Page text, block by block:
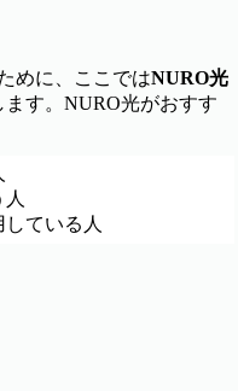
めに、ここではNURO光
ます。NURO光がおすす
ている人